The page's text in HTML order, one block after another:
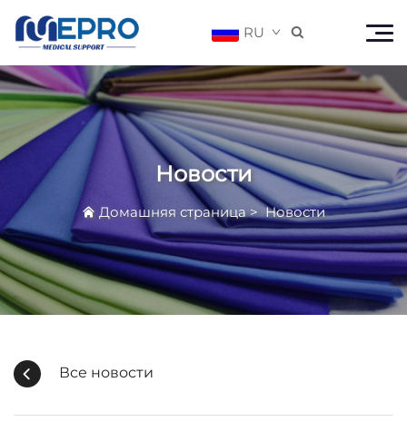
RU 
Новости
Домашняя страница>Новости
Все новости